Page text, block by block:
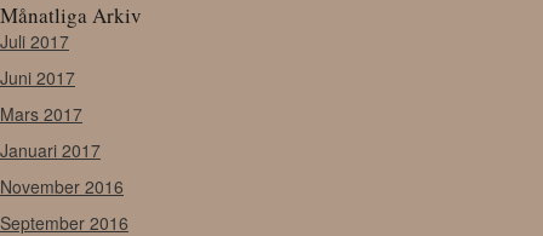
Månatliga Arkiv
Juli 2017
Juni 2017
Mars 2017
Januari 2017
November 2016
September 2016